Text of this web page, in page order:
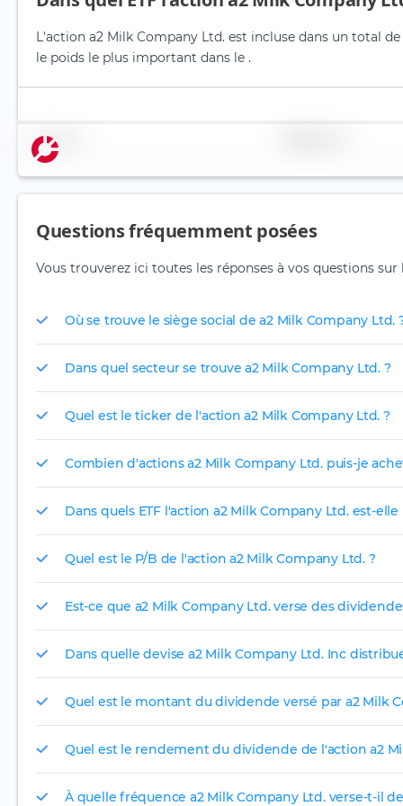
L'action a2 Milk Company Ltd. est incluse dans un total de
le poids le plus important dans le .
Nom
Questions fréquemment posées
Vous trouverez ici toutes les réponses à vos questions
Où se trouve le siège social de a2 Milk Company Ltd.
Dans quel secteur se trouve a2 Milk Company Ltd. ?
Quel est le ticker de l'action a2 Milk Company Ltd. ?
Combien d'actions a2 Milk Company Ltd. puis-je
Dans quels ETF l'action a2 Milk Company Ltd. est-elle
Quel est le P/B de l'action a2 Milk Company Ltd. ?
Est-ce que a2 Milk Company Ltd. verse des
Dans quelle devise a2 Milk Company Ltd. Inc
Quel est le montant du dividende versé par a2 Milk
Quel est le rendement du dividende de l'action a2
À quelle fréquence a2 Milk Company Ltd. verse-t-il